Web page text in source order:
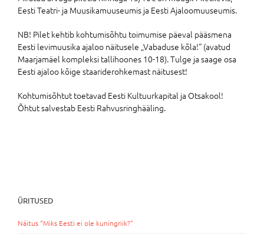
Eesti Teatri- ja Muusikamuuseumis ja Eesti Ajaloomuuseumis.
NB! Pilet kehtib kohtumisõhtu toimumise päeval pääsmena
Eesti levimuusika ajaloo näitusele „Vabaduse kõla!“ (avatud
Maarjamäel kompleksi tallihoones 10-18). Tulge ja saage osa
Eesti ajaloo kõige staariderohkemast näitusest!
Kohtumisõhtut toetavad Eesti Kultuurkapital ja Otsakool!
Õhtut salvestab Eesti Rahvusringhääling.
ÜRITUSED
Näitus “Miks Eesti ei ole kuningriik?”